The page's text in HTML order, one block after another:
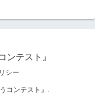
ンテスト』
シー
コンテスト』.